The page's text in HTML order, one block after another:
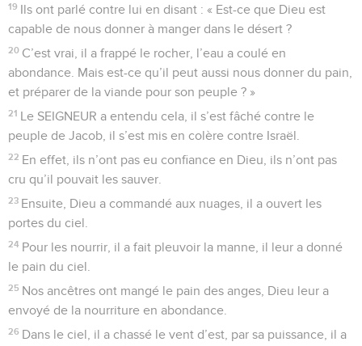
19 Ils ont parlé contre lui en disant : « Est-ce que Dieu est
capable de nous donner à manger dans le désert ?
20 C’est vrai, il a frappé le rocher, l’eau a coulé en
abondance. Mais est-ce qu’il peut aussi nous donner du pain,
et préparer de la viande pour son peuple ? »
21 Le SEIGNEUR a entendu cela, il s’est fâché contre le
peuple de Jacob, il s’est mis en colère contre Israël.
22 En effet, ils n’ont pas eu confiance en Dieu, ils n’ont pas
cru qu’il pouvait les sauver.
23 Ensuite, Dieu a commandé aux nuages, il a ouvert les
portes du ciel.
24 Pour les nourrir, il a fait pleuvoir la manne, il leur a donné
le pain du ciel.
25 Nos ancêtres ont mangé le pain des anges, Dieu leur a
envoyé de la nourriture en abondance.
26 Dans le ciel, il a chassé le vent d’est, par sa puissance, il a